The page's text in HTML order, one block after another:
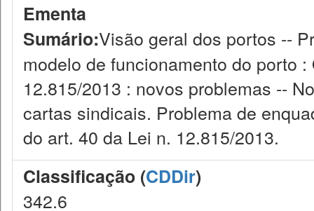
Ementa
Sumário:Visão geral dos portos --
modelo de funcionamento do porto
12.815/2013 : novos problemas --
cartas sindicais. Problema de
do art. 40 da Lei n. 12.815/2013.
Classificação (CDDir)
342.6